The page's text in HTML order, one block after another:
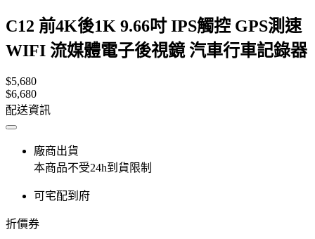
C12 前4K後1K 9.66吋 IPS觸控 GPS測速
WIFI 流媒體電子後視鏡 汽車行車記錄器
$5,680
$6,680
配送資訊
廠商出貨
本商品不受24h到貨限制
可宅配到府
折價券